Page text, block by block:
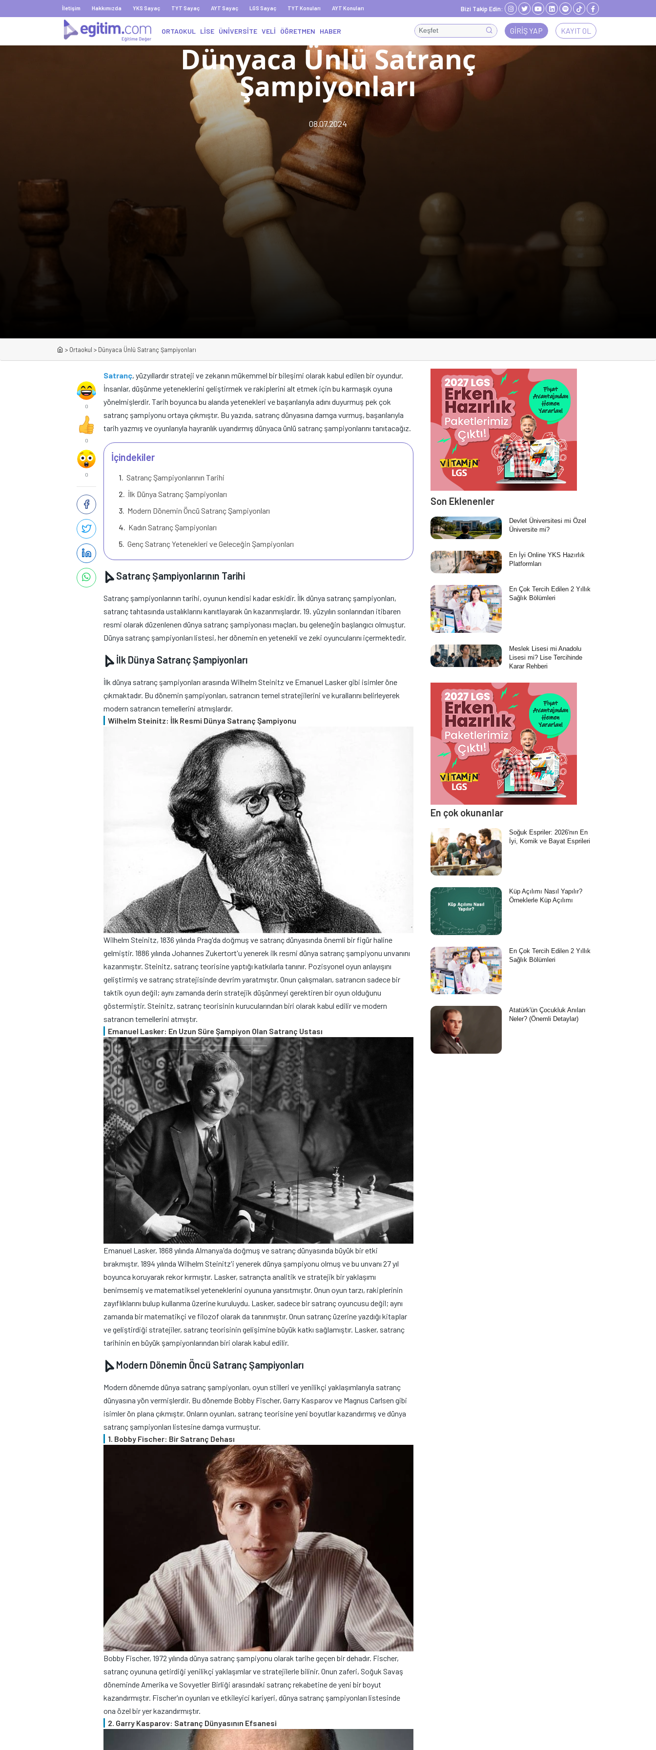
İletişim Hakkımızda YKS Sayaç TYT Sayaç AYT Sayaç LGS Sayaç TYT Konuları AYT Konuları Bizi Takip Edin:
GIRIŞ YAP KAYIT OL
ORTAOKUL LİSE ÜNİVERSİTE VELİ ÖĞRETMEN HABER
Dünyaca Ünlü Satranç
Şampiyonları
08.07.2024
> Ortaokul > Dünyaca Ünlü Satranç Şampiyonları
0
0
0
Satranç, yüzyıllardır strateji ve zekanın mükemmel bir bileşimi olarak kabul edilen bir oyundur.
İnsanlar, düşünme yeteneklerini geliştirmek ve rakiplerini alt etmek için bu karmaşık oyuna
yönelmişlerdir. Tarih boyunca bu alanda yetenekleri ve başarılarıyla adını duyurmuş pek çok
satranç şampiyonu ortaya çıkmıştır. Bu yazıda, satranç dünyasına damga vurmuş, başarılarıyla
tarih yazmış ve oyunlarıyla hayranlık uyandırmış dünyaca ünlü satranç şampiyonlarını tanıtacağız.
İçindekiler
Satranç Şampiyonlarının Tarihi
İlk Dünya Satranç Şampiyonları
Modern Dönemin Öncü Satranç Şampiyonları
Kadın Satranç Şampiyonları
Genç Satranç Yetenekleri ve Geleceğin Şampiyonları
Satranç Şampiyonlarının Tarihi
Satranç şampiyonlarının tarihi, oyunun kendisi kadar eskidir. İlk dünya satranç şampiyonları,
satranç tahtasında ustalıklarını kanıtlayarak ün kazanmışlardır. 19. yüzyılın sonlarından itibaren
resmi olarak düzenlenen dünya satranç şampiyonası maçları, bu geleneğin başlangıcı olmuştur.
Dünya satranç şampiyonları listesi, her dönemin en yetenekli ve zeki oyuncularını içermektedir.
İlk Dünya Satranç Şampiyonları
İlk dünya satranç şampiyonları arasında Wilhelm Steinitz ve Emanuel Lasker gibi isimler öne
çıkmaktadır. Bu dönemin şampiyonları, satrancın temel stratejilerini ve kurallarını belirleyerek
modern satrancın temellerini atmışlardır.
Wilhelm Steinitz: İlk Resmi Dünya Satranç Şampiyonu
Wilhelm Steinitz, 1836 yılında Prag'da doğmuş ve satranç dünyasında önemli bir figür haline
gelmiştir. 1886 yılında Johannes Zukertort'u yenerek ilk resmi dünya satranç şampiyonu unvanını
kazanmıştır. Steinitz, satranç teorisine yaptığı katkılarla tanınır. Pozisyonel oyun anlayışını
geliştirmiş ve satranç stratejisinde devrim yaratmıştır. Onun çalışmaları, satrancın sadece bir
taktik oyun değil; aynı zamanda derin stratejik düşünmeyi gerektiren bir oyun olduğunu
göstermiştir. Steinitz, satranç teorisinin kurucularından biri olarak kabul edilir ve modern
satrancın temellerini atmıştır.
Emanuel Lasker: En Uzun Süre Şampiyon Olan Satranç Ustası
Emanuel Lasker, 1868 yılında Almanya'da doğmuş ve satranç dünyasında büyük bir etki
bırakmıştır. 1894 yılında Wilhelm Steinitz'i yenerek dünya şampiyonu olmuş ve bu unvanı 27 yıl
boyunca koruyarak rekor kırmıştır. Lasker, satrançta analitik ve stratejik bir yaklaşımı
benimsemiş ve matematiksel yeteneklerini oyununa yansıtmıştır. Onun oyun tarzı, rakiplerinin
zayıflıklarını bulup kullanma üzerine kuruluydu. Lasker, sadece bir satranç oyuncusu değil; aynı
zamanda bir matematikçi ve filozof olarak da tanınmıştır. Onun satranç üzerine yazdığı kitaplar
ve geliştirdiği stratejiler, satranç teorisinin gelişimine büyük katkı sağlamıştır. Lasker, satranç
tarihinin en büyük şampiyonlarından biri olarak kabul edilir.
Modern Dönemin Öncü Satranç Şampiyonları
Modern dönemde dünya satranç şampiyonları, oyun stilleri ve yenilikçi yaklaşımlarıyla satranç
dünyasına yön vermişlerdir. Bu dönemde Bobby Fischer, Garry Kasparov ve Magnus Carlsen gibi
isimler ön plana çıkmıştır. Onların oyunları, satranç teorisine yeni boyutlar kazandırmış ve dünya
satranç şampiyonları listesine damga vurmuştur.
1. Bobby Fischer: Bir Satranç Dehası
Bobby Fischer, 1972 yılında dünya satranç şampiyonu olarak tarihe geçen bir dehadır. Fischer,
satranç oyununa getirdiği yenilikçi yaklaşımlar ve stratejilerle bilinir. Onun zaferi, Soğuk Savaş
döneminde Amerika ve Sovyetler Birliği arasındaki satranç rekabetine de yeni bir boyut
kazandırmıştır. Fischer'ın oyunları ve etkileyici kariyeri, dünya satranç şampiyonları listesinde
ona özel bir yer kazandırmıştır.
2. Garry Kasparov: Satranç Dünyasının Efsanesi
Son Eklenenler
Devlet Üniversitesi mi Özel
Üniversite mi?
En İyi Online YKS Hazırlık
Platformları
En Çok Tercih Edilen 2 Yıllık
Sağlık Bölümleri
Meslek Lisesi mi Anadolu
Lisesi mi? Lise Tercihinde
Karar Rehberi
En çok okunanlar
Soğuk Espriler: 2026'nın En
İyi, Komik ve Bayat Esprileri
Küp Açılımı Nasıl Yapılır?
Örneklerle Küp Açılımı
En Çok Tercih Edilen 2 Yıllık
Sağlık Bölümleri
Atatürk'ün Çocukluk Anıları
Neler? (Önemli Detaylar)